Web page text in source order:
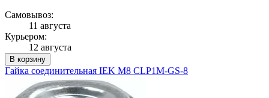
Самовывоз:
11 августа
Курьером:
12 августа
В корзину
Гайка соединительная IEK М8 CLP1M-GS-8